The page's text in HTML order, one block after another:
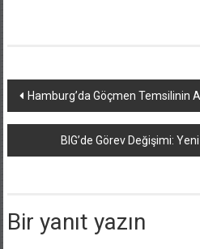
Yazı
dolaşımı
Hamburg’da Göçmen Temsilinin
BIG’de Görev Değişimi:
Bir yanıt yazın